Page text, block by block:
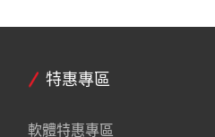
特惠專區
軟體特惠專區